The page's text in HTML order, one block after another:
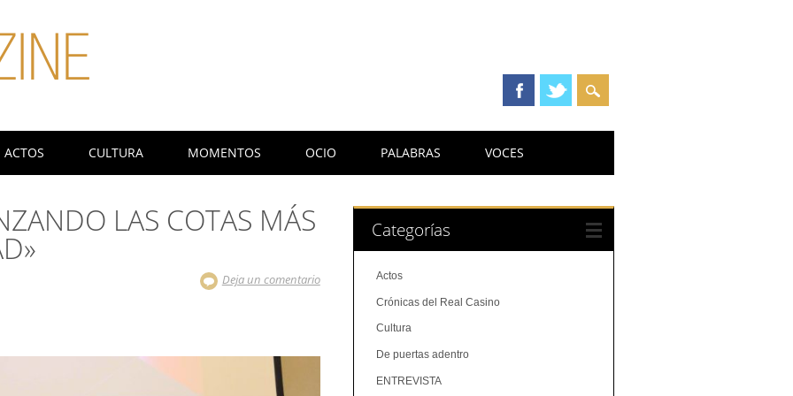
ACTOS CULTURA MOMENTOS OCIO PALABRAS VOCES
LAS COTAS MÁS
Deja un comentario
Categorías
Actos
Crónicas del Real Casino
Cultura
De puertas adentro
ENTREVISTA